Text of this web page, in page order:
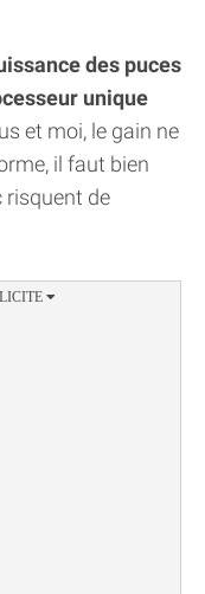
des puces
unique
et moi, le gain ne
il faut bien
risquent de